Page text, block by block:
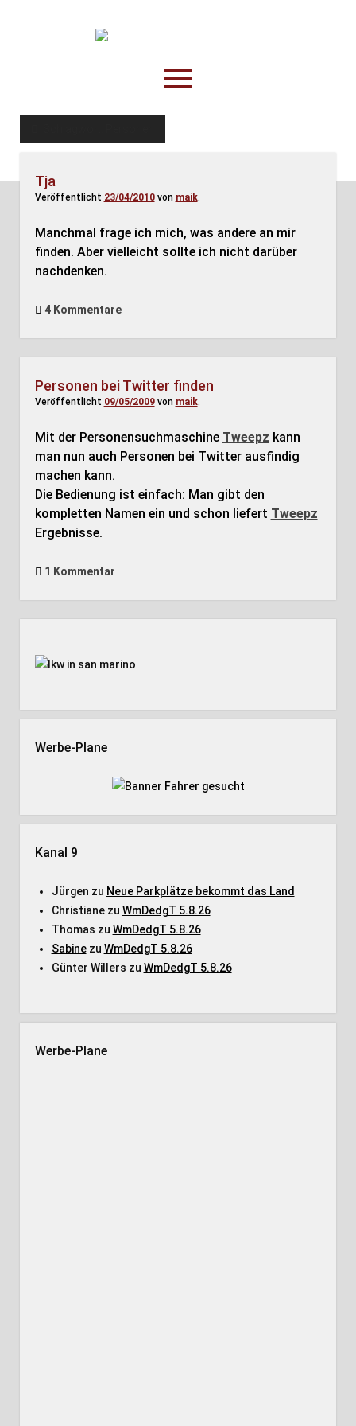
TruckOnline.de
open
menu
facebook
threads
Disposition
Tja
Veröffentlicht 23/04/2010von maik.
Manchmal frage ich mich, was andere an mir
finden. Aber vielleicht sollte ich nicht darüber
nachdenken.
4 Kommentare
Personen bei Twitter finden
Veröffentlicht 09/05/2009von maik.
Mit der Personensuchmaschine Tweepz kann
man nun auch Personen bei Twitter ausfindig
machen kann.
Die Bedienung ist einfach: Man gibt den
kompletten Namen ein und schon liefert Tweepz
Ergebnisse.
1 Kommentar
Werbe-Plane
Kanal 9
Jürgen zu Neue Parkplätze bekommt das Land
Christianezu WmDedgT 5.8.26
Thomas zu WmDedgT 5.8.26
Sabinezu WmDedgT 5.8.26
Günter Willers zu WmDedgT 5.8.26
Werbe-Plane